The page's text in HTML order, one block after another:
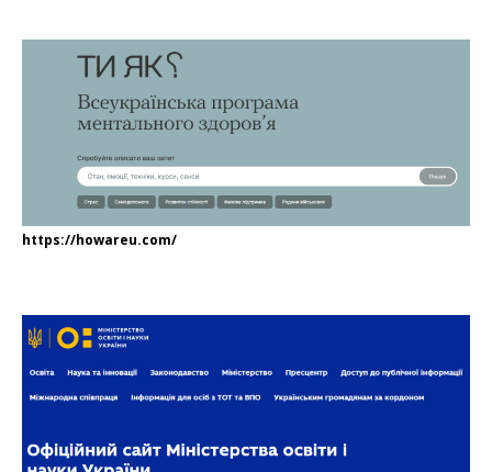
https://howareu.com/